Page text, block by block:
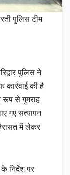
पुलिस टीम
पुलिस ने
की है
रूप से गुमराह
गए सत्यापन
में लेकर
निर्देश पर